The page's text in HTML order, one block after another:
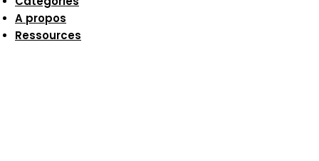
A propos
Ressources